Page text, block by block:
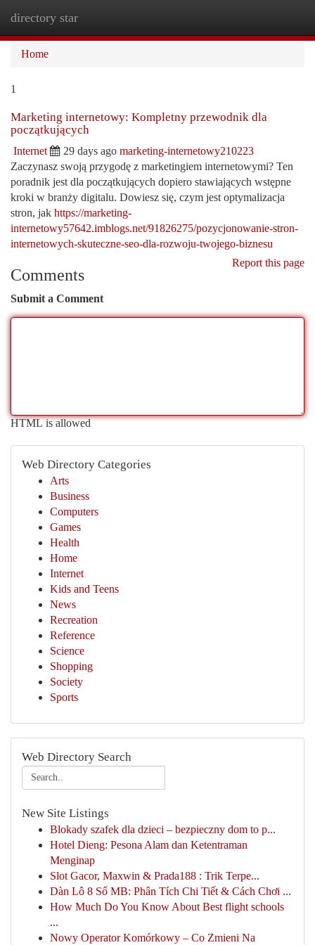
directory star
Home
1
Marketing internetowy: Kompletny przewodnik dla
początkujących
Internet 29 days ago marketing-internetowy210223
Zaczynasz swoją przygodę z marketingiem internetowymi? Ten
poradnik jest dla początkujących dopiero stawiających wstępne
kroki w branży digitalu. Dowiesz się, czym jest optymalizacja
stron, jak https://marketing-
internetowy57642.imblogs.net/91826275/pozycjonowanie-stron-
internetowych-skuteczne-seo-dla-rozwoju-twojego-biznesu
Report this page
Comments
Submit a Comment
HTML is allowed
Web Directory Categories
Arts
Business
Computers
Games
Health
Home
Internet
Kids and Teens
News
Recreation
Reference
Science
Shopping
Society
Sports
Web Directory Search
New Site Listings
Blokady szafek dla dzieci – bezpieczny dom to p...
Hotel Dieng: Pesona Alam dan Ketentraman
Menginap
Slot Gacor, Maxwin & Prada188 : Trik Terpe...
Dàn Lô 8 Số MB: Phân Tích Chi Tiết & Cách Chơi ...
How Much Do You Know About Best flight schools
...
Nowy Operator Komórkowy – Co Zmieni Na